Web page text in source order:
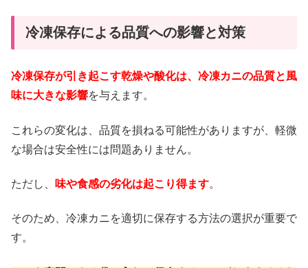
冷凍保存による品質への影響と対策
冷凍保存が引き起こす乾燥や酸化は、冷凍カニの品質と風
味に大きな影響を与えます。
これらの変化は、品質を損ねる可能性がありますが、軽微
な場合は安全性には問題ありません。
ただし、 味や食感の劣化は起こり得ます。
そのため、冷凍カニを適切に保存する方法の選択が重要で
す。